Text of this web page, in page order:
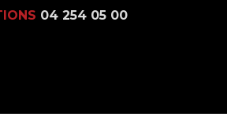
04 254 05 00